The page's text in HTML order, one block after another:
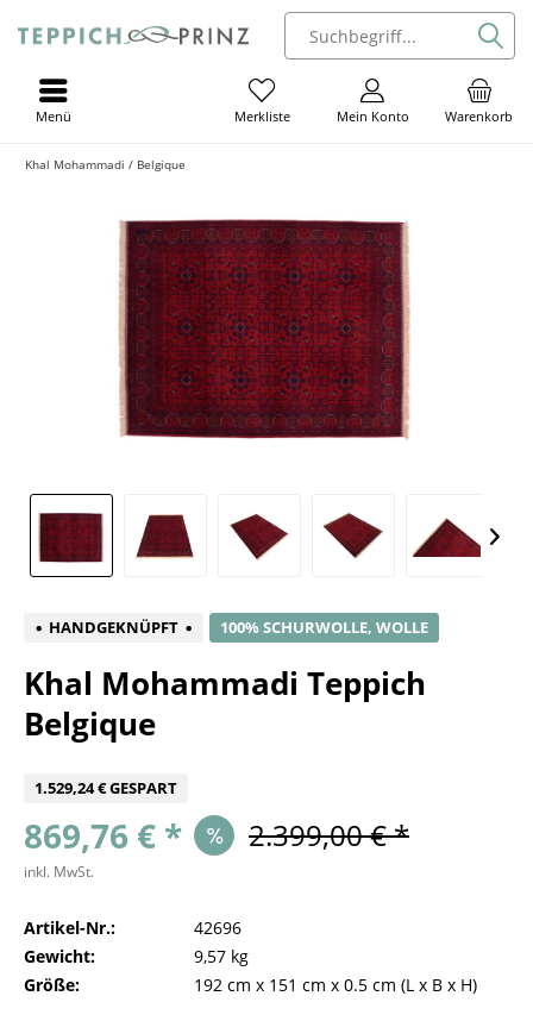
Warenkorb
Mein Konto
Merkliste
Menü
Khal Mohammadi / Belgique
HANDGEKNÜPFT 100% SCHURWOLLE, WOLLE
Khal Mohammadi Teppich
Belgique
1.529,24 € GESPART
869,76 € * 2.399,00 € *
inkl. MwSt.
Artikel-Nr.:
42696
Gewicht:
9,57 kg
Größe:
192 cm x 151 cm x 0.5 cm (L x B x H)